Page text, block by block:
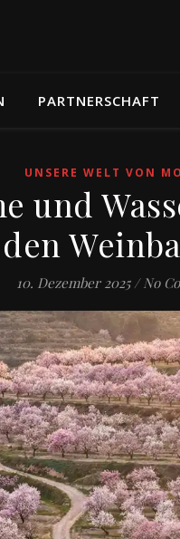
PARTNERSCHAFT
UNSERE WELT VON
und
10. Dezember 2025 / No